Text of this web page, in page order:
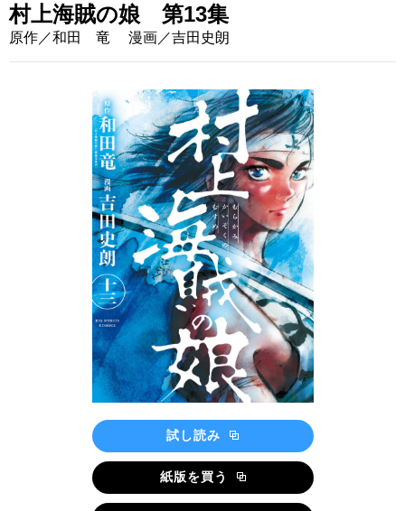
村上海賊の娘 第13集
原作／和田 竜 漫画／吉田史朗
試し読み
紙版を買う